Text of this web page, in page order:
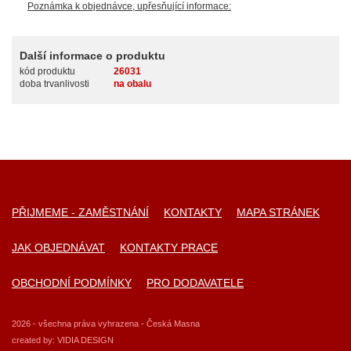
Poznámka k objednávce, upřesňující informace:
Další informace o produktu
kód produktu
26031
doba trvanlivosti
na obalu
PŘIJMEME - ZAMĚSTNÁNÍ KONTAKTY MAPA STRÁNEK
JAK OBJEDNÁVAT KONTAKTY PRACE
OBCHODNÍ PODMÍNKY PRO DODAVATELE
2026 - všechna práva vyhrazena - Česká Masna
created by: VIDIA DESIGN